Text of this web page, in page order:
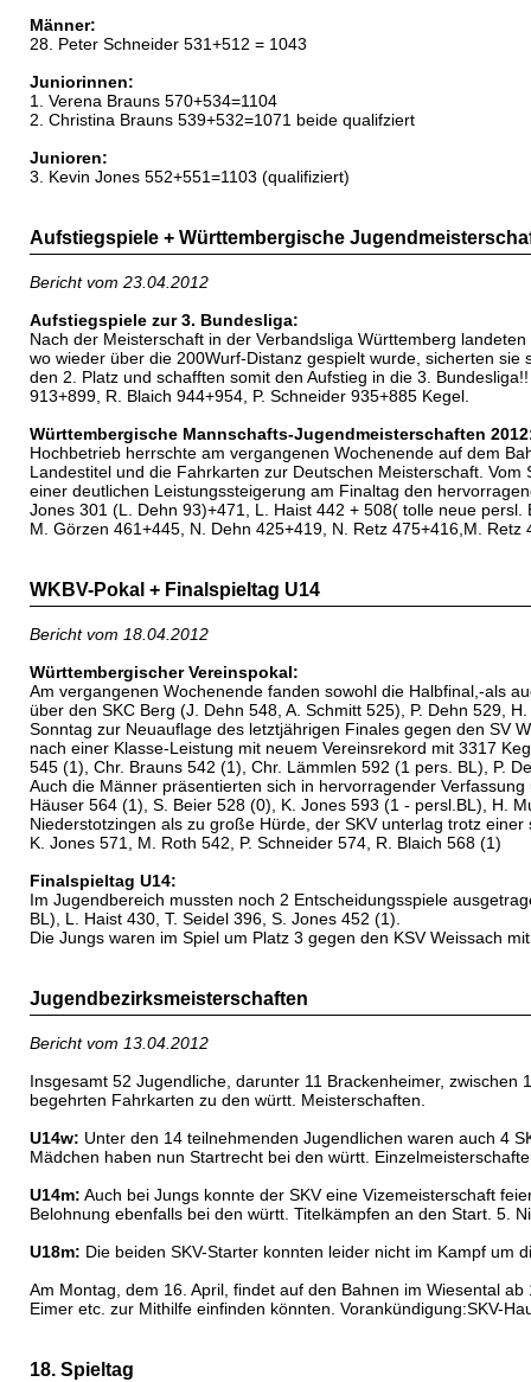
Männer:
28. Peter Schneider 531+512 = 1043
Juniorinnen:
1. Verena Brauns 570+534=1104
2. Christina Brauns 539+532=1071 beide qualifziert
Junioren:
3. Kevin Jones 552+551=1103 (qualifiziert)
Aufstiegspiele + Württembergische
Bericht vom 23.04.2012
Aufstiegspiele zur 3. Bundesliga:
Nach der Meisterschaft in der Verbandsliga Württemberg
wo wieder über die 200Wurf-Distanz gespielt wurde, sicherten
den 2. Platz und schafften somit den Aufstieg in die 3.
913+899, R. Blaich 944+954, P. Schneider 935+885 Kegel.
Württembergische Mannschafts-Jugendmeisterschaften
Hochbetrieb herrschte am vergangenen Wochenende auf dem
Landestitel und die Fahrkarten zur Deutschen Meisterschaft.
einer deutlichen Leistungssteigerung am Finaltag den
Jones 301 (L. Dehn 93)+471, L. Haist 442 + 508( tolle neue
M. Görzen 461+445, N. Dehn 425+419, N. Retz 475+416,M. Retz
WKBV-Pokal + Finalspieltag U14
Bericht vom 18.04.2012
Württembergischer Vereinspokal:
Am vergangenen Wochenende fanden sowohl die Halbfinal,-als
über den SKC Berg (J. Dehn 548, A. Schmitt 525), P. Dehn 529,
Sonntag zur Neuauflage des letztjährigen Finales gegen den SV
nach einer Klasse-Leistung mit neuem Vereinsrekord mit 3317
545 (1), Chr. Brauns 542 (1), Chr. Lämmlen 592 (1 pers. BL), P.
Auch die Männer präsentierten sich in hervorragender
Häuser 564 (1), S. Beier 528 (0), K. Jones 593 (1 - persl.BL), H.
Niederstotzingen als zu große Hürde, der SKV unterlag trotz
K. Jones 571, M. Roth 542, P. Schneider 574, R. Blaich 568 (1)
Finalspieltag U14:
Im Jugendbereich mussten noch 2 Entscheidungsspiele
BL), L. Haist 430, T. Seidel 396, S. Jones 452 (1).
Die Jungs waren im Spiel um Platz 3 gegen den KSV Weissach
Jugendbezirksmeisterschaften
Bericht vom 13.04.2012
Insgesamt 52 Jugendliche, darunter 11 Brackenheimer,
begehrten Fahrkarten zu den württ. Meisterschaften.
U14w: Unter den 14 teilnehmenden Jugendlichen waren auch 4
Mädchen haben nun Startrecht bei den württ.
U14m: Auch bei Jungs konnte der SKV eine Vizemeisterschaft
Belohnung ebenfalls bei den württ. Titelkämpfen an den Start. 5.
U18m: Die beiden SKV-Starter konnten leider nicht im Kampf um
Am Montag, dem 16. April, findet auf den Bahnen im Wiesental
Eimer etc. zur Mithilfe einfinden könnten. Vorankündigung:SKV-
18. Spieltag